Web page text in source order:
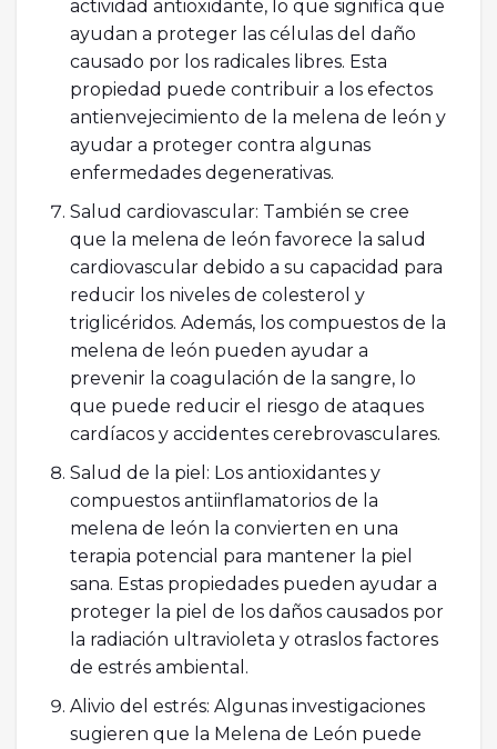
actividad antioxidante, lo que significa que
ayudan a proteger las células del daño
causado por los radicales libres. Esta
propiedad puede contribuir a los efectos
antienvejecimiento de la melena de león y
ayudar a proteger contra algunas
enfermedades degenerativas.
Salud cardiovascular: También se cree
que la melena de león favorece la salud
cardiovascular debido a su capacidad para
reducir los niveles de colesterol y
triglicéridos. Además, los compuestos de la
melena de león pueden ayudar a
prevenir la coagulación de la sangre, lo
que puede reducir el riesgo de ataques
cardíacos y accidentes cerebrovasculares.
Salud de la piel: Los antioxidantes y
compuestos antiinflamatorios de la
melena de león la convierten en una
terapia potencial para mantener la piel
sana. Estas propiedades pueden ayudar a
proteger la piel de los daños causados por
la radiación ultravioleta y otraslos factores
de estrés ambiental.
Alivio del estrés: Algunas investigaciones
sugieren que la Melena de León puede